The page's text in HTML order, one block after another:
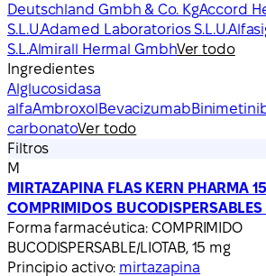
Deutschland Gmbh & Co. KgAccord
S.L.U.Adamed Laboratorios S.L.U.
S.L.Almirall Hermal GmbhVer todo
Ingredientes
Alglucosidasa
alfaAmbroxolBevacizumab
carbonatoVer todo
Filtros
M
MIRTAZAPINA FLAS KERN PHARMA
COMPRIMIDOS BUCODISPERSABLES
Forma farmacéutica: COMPRIMIDO
BUCODISPERSABLE/LIOTAB, 15 mg
Principio activo: mirtazapina